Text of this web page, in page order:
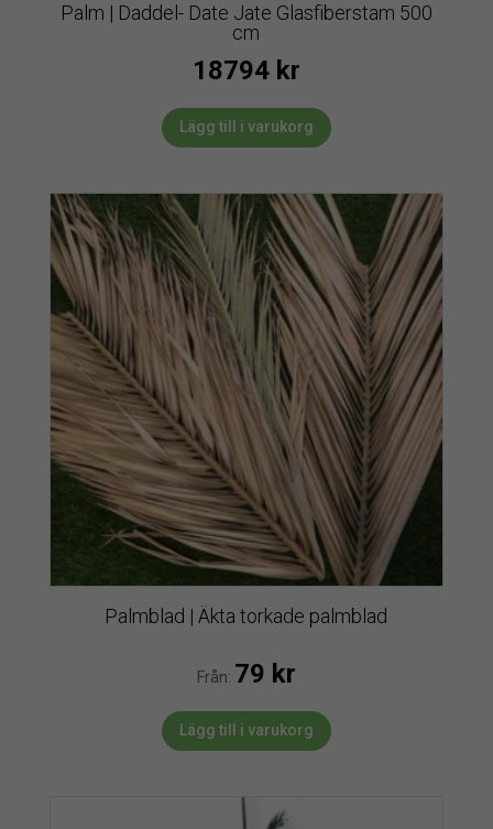
Palm | Daddel- Date Jate Glasfiberstam 500
cm
18794 kr
Lägg till i varukorg
Palmblad | Äkta torkade palmblad
Från: 79 kr
Lägg till i varukorg